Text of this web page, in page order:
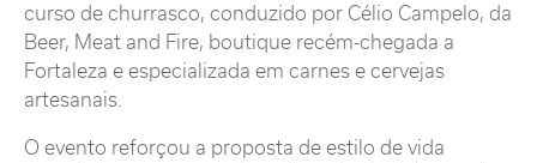
curso de churrasco, conduzido por Célio Campelo, da
Beer, Meat and Fire, boutique recém-chegada a
Fortaleza e especializada em carnes e cervejas
artesanais.
O evento reforçou a proposta de estilo de vida